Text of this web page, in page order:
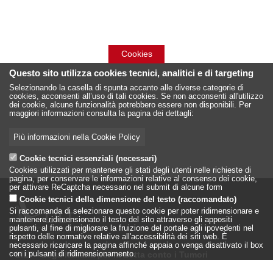
LILT - Lega Italiana per la Lotta conto i Tumori
Cookies
Questo sito utilizza cookies tecnici, analitici e di targeting
Selezionando la casella di spunta accanto alle diverse categorie di
cookies, acconsenti all’uso di tali cookies. Se non acconsenti all'utilizzo
dei cookie, alcune funzionalità potrebbero essere non disponibili. Per
maggiori informazioni consulta la pagina dei dettagli:
Più informazioni nella Cookie Policy
Cookie tecnici essenziali (necessari)
Cookies utilizzati per mantenere gli stati degli utenti nelle richieste di
pagina, per conservare le informazioni relative al consenso dei cookie,
per attivare ReCaptcha necessario nel submit di alcune form
Cookie tecnici della dimensione del testo (raccomandato)
Si raccomanda di selezionare questo cookie per poter ridimensionare e
mantenere ridimensionato il testo del sito attraverso gli appositi
pulsanti, al fine di migliorare la fruizione del portale agli ipovedenti nel
rispetto delle normative relative all'accessibilità dei siti web. È
necessario ricaricare la pagina affinché appaia o venga disattivato il box
con i pulsanti di ridimensionamento.